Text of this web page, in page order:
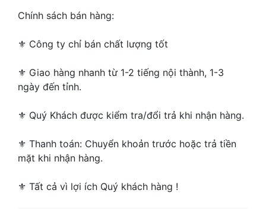
Chính sách bán hàng:
⚜ ️Công ty chỉ bán chất lượng tốt
⚜ Giao hàng nhanh từ 1-2 tiếng nội thành, 1-3
ngày đến tỉnh.
⚜ Quý Khách được kiểm tra/đổi trả khi nhận hàng.
⚜ Thanh toán: Chuyển khoản trước hoặc trả tiền
mặt khi nhận hàng.
⚜ Tất cả vì lợi ích Quý khách hàng !